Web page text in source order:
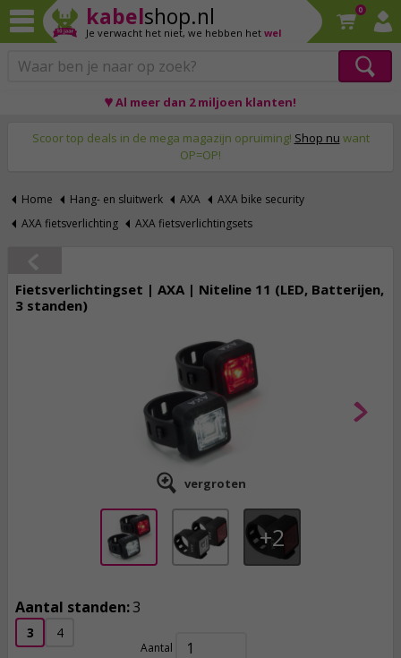
kabelshop.nl
Je verwacht het niet, we hebben het wel
0
♥ Al meer dan 2 miljoen klanten!
Scoor top deals in de mega magazijn opruiming! Shop nu want
OP=OP!
Home Hang- en sluitwerk AXA
AXA bike security
AXA fietsverlichting
AXA fietsverlichtingsets
Fietsverlichtingset | AXA | Niteline 11 (LED, Batterijen,
3 standen)
vergroten
2
Aantal standen:3
3 4
Aantal